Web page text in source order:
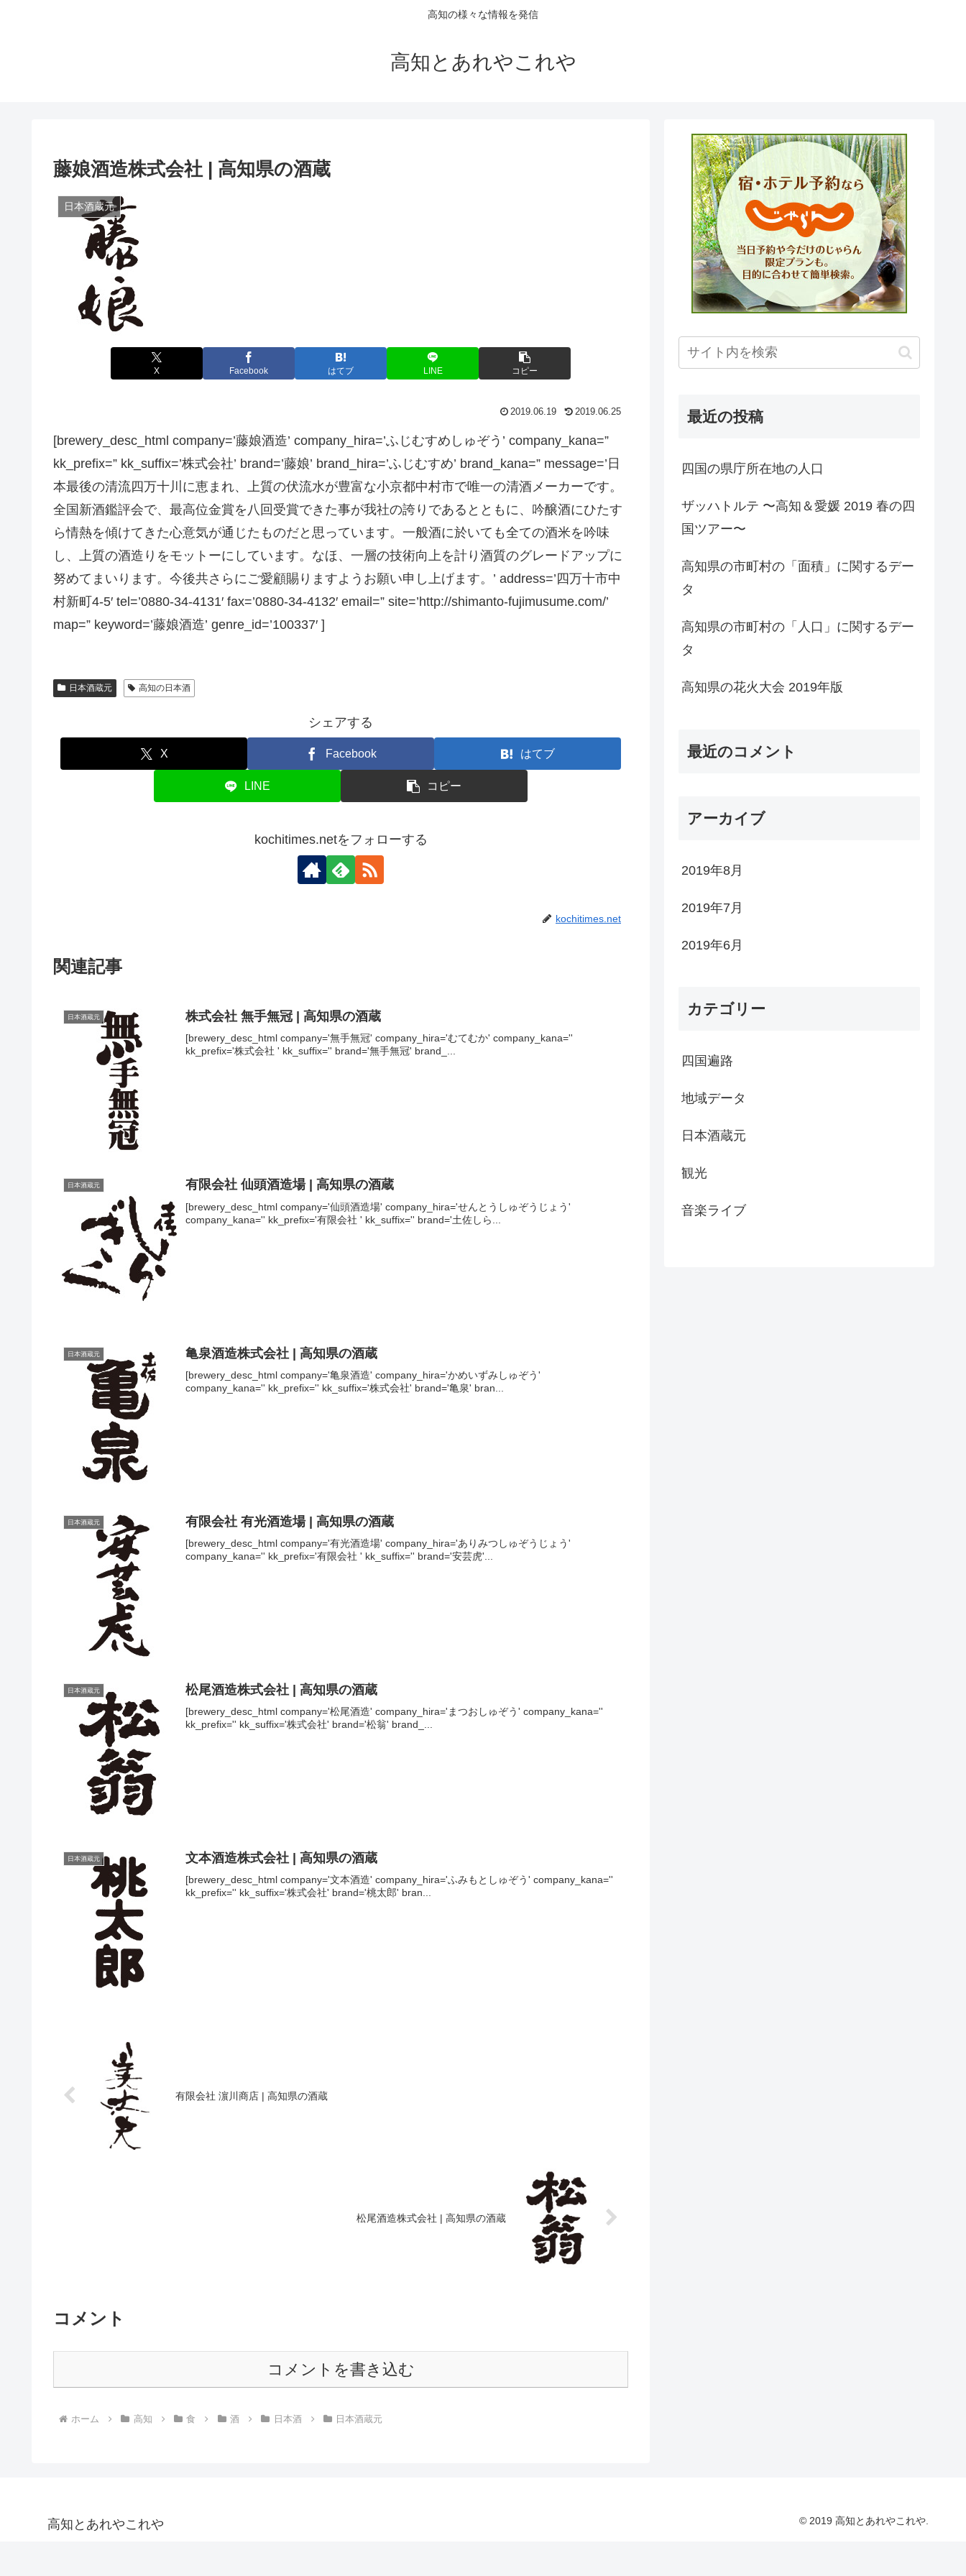
高知の様々な情報を発信
高知とあれやこれや
藤娘酒造株式会社 | 高知県の酒蔵
日本酒蔵元
X Facebook はてブ LINE コピー
2019.06.19 2019.06.25
[brewery_desc_html company=’藤娘酒造’ company_hira=’ふじむすめしゅぞう’ company_kana=”
kk_prefix=” kk_suffix=’株式会社’ brand=’藤娘’ brand_hira=’ふじむすめ’ brand_kana=” message=’日
本最後の清流四万十川に恵まれ、上質の伏流水が豊富な小京都中村市で唯一の清酒メーカーです。
全国新酒鑑評会で、最高位金賞を八回受賞できた事が我社の誇りであるとともに、吟醸酒にひたす
ら情熱を傾けてきた心意気が通じたものだと思っています。一般酒に於いても全ての酒米を吟味
し、上質の酒造りをモットーにしています。なほ、一層の技術向上を計り酒質のグレードアップに
努めてまいります。今後共さらにご愛顧賜りますようお願い申し上げます。’ address=’四万十市中
村新町4-5′ tel=’0880-34-4131′ fax=’0880-34-4132′ email=” site=’http://shimanto-fujimusume.com/’
map=” keyword=’藤娘酒造’ genre_id=’100337′ ]
日本酒蔵元 高知の日本酒
シェアする
X Facebook はてブ
LINE コピー
kochitimes.netをフォローする
kochitimes.net
関連記事
日本酒蔵元 株式会社 無手無冠 | 高知県の酒蔵
[brewery_desc_html company='無手無冠' company_hira='むてむか' company_kana=''
kk_prefix='株式会社 ' kk_suffix='' brand='無手無冠' brand_...
日本酒蔵元 有限会社 仙頭酒造場 | 高知県の酒蔵
[brewery_desc_html company='仙頭酒造場' company_hira='せんとうしゅぞうじょう'
company_kana='' kk_prefix='有限会社 ' kk_suffix='' brand='土佐しら...
日本酒蔵元 亀泉酒造株式会社 | 高知県の酒蔵
[brewery_desc_html company='亀泉酒造' company_hira='かめいずみしゅぞう'
company_kana='' kk_prefix='' kk_suffix='株式会社' brand='亀泉' bran...
日本酒蔵元 有限会社 有光酒造場 | 高知県の酒蔵
[brewery_desc_html company='有光酒造場' company_hira='ありみつしゅぞうじょう'
company_kana='' kk_prefix='有限会社 ' kk_suffix='' brand='安芸虎'...
日本酒蔵元 松尾酒造株式会社 | 高知県の酒蔵
[brewery_desc_html company='松尾酒造' company_hira='まつおしゅぞう' company_kana=''
kk_prefix='' kk_suffix='株式会社' brand='松翁' brand_...
日本酒蔵元 文本酒造株式会社 | 高知県の酒蔵
[brewery_desc_html company='文本酒造' company_hira='ふみもとしゅぞう' company_kana=''
kk_prefix='' kk_suffix='株式会社' brand='桃太郎' bran...
有限会社 濵川商店 | 高知県の酒蔵
松尾酒造株式会社 | 高知県の酒蔵
コメント
コメントを書き込む
ホーム 高知 食 酒 日本酒 日本酒蔵元
最近の投稿
四国の県庁所在地の人口
ザッハトルテ 〜高知＆愛媛 2019 春の四
国ツアー〜
高知県の市町村の「面積」に関するデー
タ
高知県の市町村の「人口」に関するデー
タ
高知県の花火大会 2019年版
最近のコメント
アーカイブ
2019年8月
2019年7月
2019年6月
カテゴリー
四国遍路
地域データ
日本酒蔵元
観光
音楽ライブ
高知とあれやこれや © 2019 高知とあれやこれや.